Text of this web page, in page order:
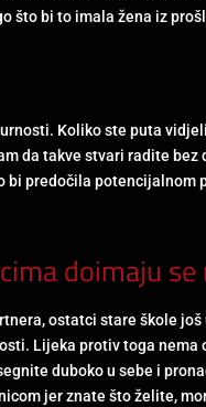
što bi to imala žena iz
Koliko ste puta
da takve stvari radite bez
predočila
doimaju
ostatci stare škole
Lijeka protiv toga
duboko u sebe i
jer znate što želite,